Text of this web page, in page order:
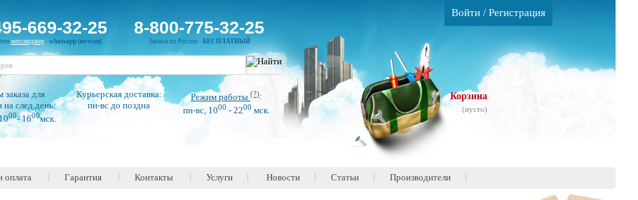
Войти /Регистрация
669-32-25
мессенджер- whatsapp (вотсап)
8-800-775-32-25
Звонок по России - БЕСПЛАТНЫЙ
заказа для
на след.день:
00- 1600мск.
Курьерская доставка:
пн-вс до поздна
Режим работы(?):
пн-вс, 1000 - 2200 мск.
Корзина
(пусто)
оплата Гарантия Контакты Услуги Новости Статьи Производители